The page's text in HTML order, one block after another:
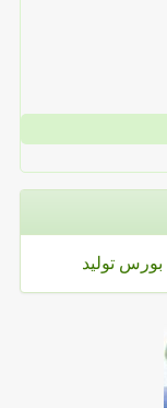
بورس تولید